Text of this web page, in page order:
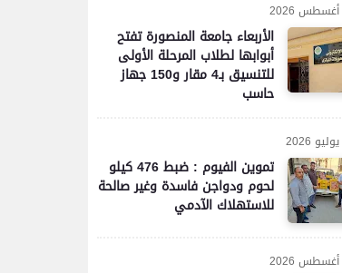
الأربعاء جامعة المنصورة تفتح
أبوابها لطلاب المرحلة الأولى
للتنسيق بـ4 مقار و150 جهاز
حاسب
تموين الفيوم : ضبط 476 كيلو
لحوم ودواجن فاسدة وغير صالحة
للاستهلاك الآدمي